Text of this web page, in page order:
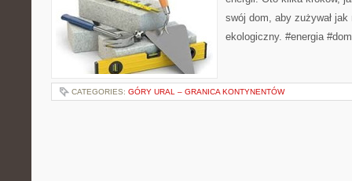
swój dom, aby zużywał jak
ekologiczny. #energia
CATEGORIES: GÓRY URAL – GRANICA KONTYNENTÓW